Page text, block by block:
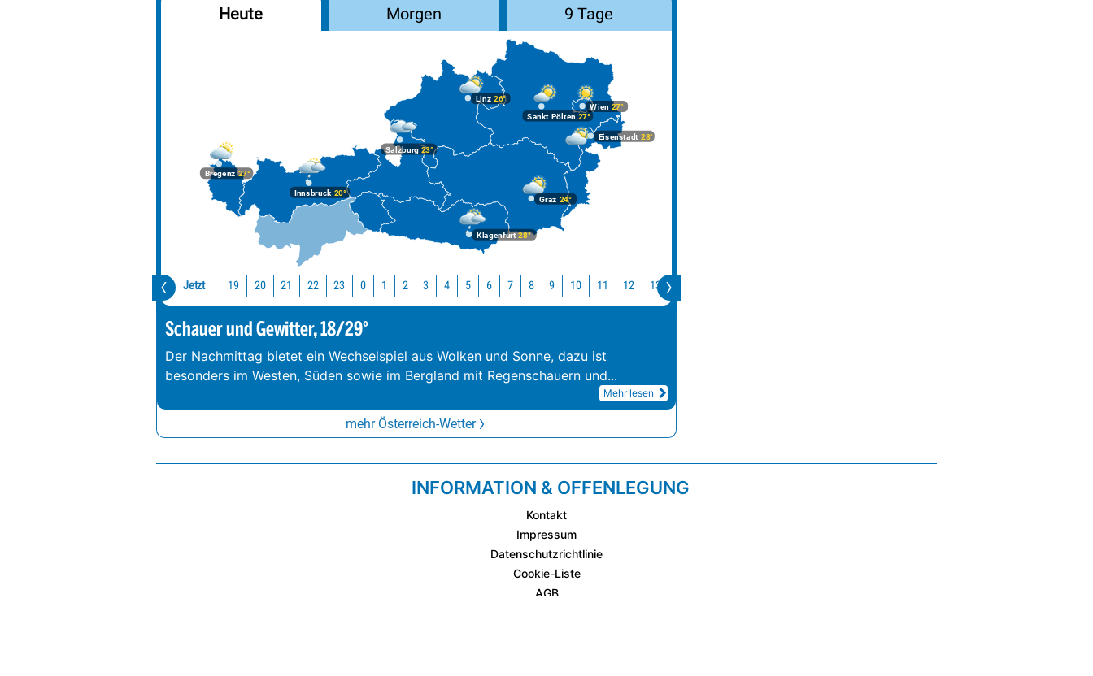
Heute Morgen 9 Tage
Bregenz27°
Graz 24°
Innsbruck20°
Klagenfurt28°
Linz 26°
Salzburg23°
Wien 27°
Eisenstadt 28°
Sankt Pölten 27°
Jetzt 19 20 21 22 23 0 1 2 3 4 5 6 7 8 9 10 11 12 13
Schauer und Gewitter, 18/29°
Der Nachmittag bietet ein Wechselspiel aus Wolken und Sonne, dazu ist
besonders im Westen, Süden sowie im Bergland mit Regenschauern und...
Mehr lesen
mehr Österreich-Wetter
INFORMATION & OFFENLEGUNG
Kontakt
Impressum
Datenschutzrichtlinie
Cookie-Liste
AGB